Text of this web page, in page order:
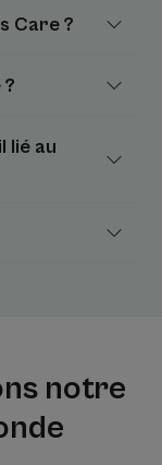
Care ?
lié au
notre